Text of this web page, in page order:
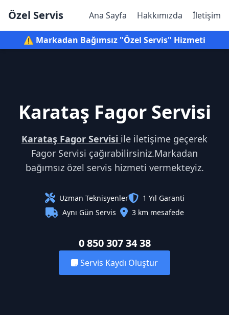
Özel Servis Ana Sayfa Hakkımızda İletişim
⚠️ Markadan Bağımsız "Özel Servis" Hizmeti
Karataş Fagor Servisi
Karataş Fagor Servisi ile iletişime geçerek
Fagor Servisi çağırabilirsiniz.Markadan
bağımsız özel servis hizmeti vermekteyiz.
Uzman Teknisyenler
1 Yıl Garanti
Aynı Gün Servis
3 km mesafede
0 850 307 34 38
Servis Kaydı Oluştur